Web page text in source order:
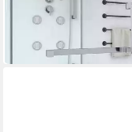
in 6-7 Werktagen bei dir